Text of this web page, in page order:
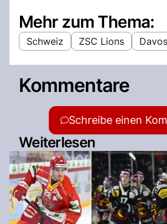
Mehr zum Thema:
Schweiz ZSC Lions Davos
Kommentare
Schreibe einen
Weiterlesen